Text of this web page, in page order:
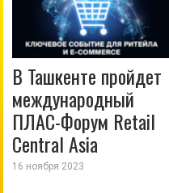
В Ташкенте пройдет
международный
ПЛАС-Форум Retail
Central Asia
16 ноября 2023